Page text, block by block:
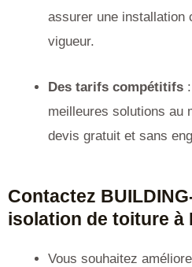
assurer une installation
vigueur.
Des tarifs compétitifs
meilleures solutions au
devis gratuit et sans
Contactez
isolation de toiture à
Vous souhaitez